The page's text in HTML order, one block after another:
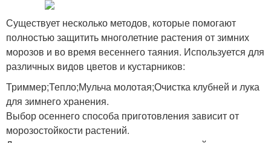
Существует несколько методов, которые помогают
полностью защитить многолетние растения от зимних
морозов и во время весеннего таяния. Используется для
различных видов цветов и кустарников:
Триммер;Тепло;Мульча молотая;Очистка клубней и лука
для зимнего хранения.
Выбор осеннего способа приготовления зависит от
морозостойкости растений.